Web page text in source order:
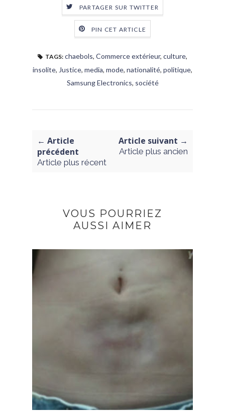
PARTAGER SUR TWITTER
PIN CET ARTICLE
TAGS: chaebols, Commerce extérieur, culture,
insolite, Justice, media, mode, nationalité, politique,
Samsung Electronics, société
← Article
précédent
Article plus récent
Article suivant →
Article plus ancien
VOUS POURRIEZ
AUSSI AIMER